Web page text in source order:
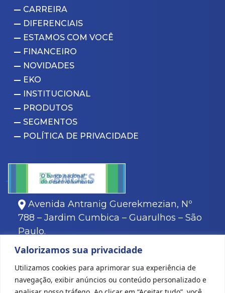
Valorizamos sua privacidade
Utilizamos cookies para aprimorar sua experiência de
navegação, exibir anúncios ou conteúdo personalizado e
Avenida Antranig Guerekmezian, Nº
788 – Jardim Cumbica – Guarulhos – São
Paulo.
113466-8000
113466-8088
CARREIRA
DIFERENCIAIS
ESTAMOS COM VOCÊ
FINANCEIRO
NOVIDADES
EKO
INSTITUCIONAL
PRODUTOS
SEGMENTOS
POLÍTICA DE PRIVACIDADE